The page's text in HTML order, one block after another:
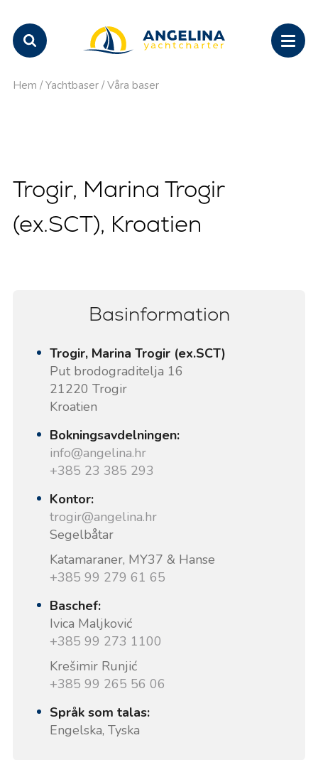
Hem / Yachtbaser / Våra baser
Trogir, Marina Trogir
(ex.SCT), Kroatien
Basinformation
Trogir, Marina Trogir (ex.SCT)
Put brodograditelja 16
21220 Trogir
Kroatien
Bokningsavdelningen:
info@angelina.hr
+385 23 385 293
Kontor:
trogir@angelina.hr
Segelbåtar
Katamaraner, MY37 & Hanse
+385 99 279 61 65
Baschef:
Ivica Maljković
+385 99 273 1100
Krešimir Runjić
+385 99 265 56 06
Språk som talas:
Engelska, Tyska